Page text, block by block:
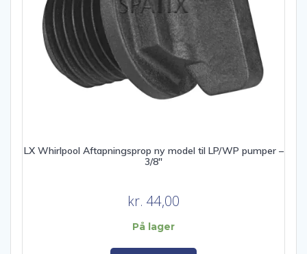
LX Whirlpool Aftapningsprop ny model til LP/WP pumper –
3/8″
kr. 44,00
På lager